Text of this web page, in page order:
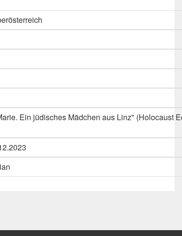
Ein jüdisches Mädchen aus Linz" (Holocaust